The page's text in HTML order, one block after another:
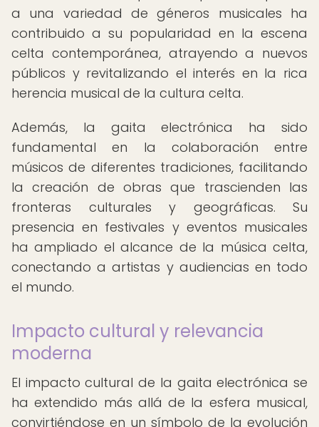
a una variedad de géneros musicales ha
contribuido a su popularidad en la escena
celta contemporánea, atrayendo a nuevos
públicos y revitalizando el interés en la rica
herencia musical de la cultura celta.
Además, la gaita electrónica ha sido
fundamental en la colaboración entre
músicos de diferentes tradiciones, facilitando
la creación de obras que trascienden las
fronteras culturales y geográficas. Su
presencia en festivales y eventos musicales
ha ampliado el alcance de la música celta,
conectando a artistas y audiencias en todo
el mundo.
Impacto cultural y relevancia
moderna
El impacto cultural de la gaita electrónica se
ha extendido más allá de la esfera musical,
convirtiéndose en un símbolo de la evolución